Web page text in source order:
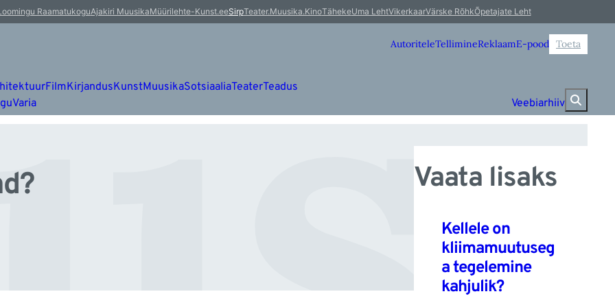
RaamatukoguAjakiri MuusikaMüürilehte-Kunst.eeSirpTeater.Muusika.KinoTähekeUma LehtVikerkaarVärske RõhkÕpetajate Leht
AutoriteleTellimineReklaamE-pood Toeta
FilmKirjandusKunstMuusikaSotsiaaliaTeaterTeadus
Varia Veebiarhiiv
Vaata lisaks
Kellele on
kliimamuutuseg
a tegelemine
kahjulik?